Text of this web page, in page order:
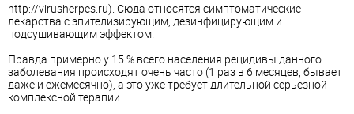
http://virusherpes.ru). Сюда относятся симптоматические
лекарства с эпителизирующим, дезинфицирующим и
подсушивающим эффектом.
Правда примерно у 15 % всего населения рецидивы данного
заболевания происходят очень часто (1 раз в 6 месяцев, бывает
даже и ежемесячно), а это уже требует длительной серьезной
комплексной терапии.